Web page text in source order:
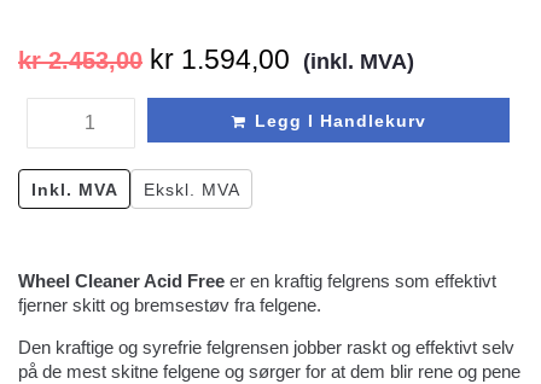
Wheel Cleaner Acid Free er en kraftig felgrens som effektivt
fjerner skitt og bremsestøv fra felgene.
Den kraftige og syrefrie felgrensen jobber raskt og effektivt selv
på de mest skitne felgene og sørger for at dem blir rene og pene
kr2.453,00 kr 1.594,00 (inkl. MVA)
Legg I Handlekurv
Inkl. MVA Ekskl. MVA